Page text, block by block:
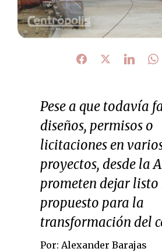
Pese a que todavía
diseños, permisos o
licitaciones en
proyectos, desde la
prometen dejar listo
propuesto para la
transformación del
Por: Alexander Barajas